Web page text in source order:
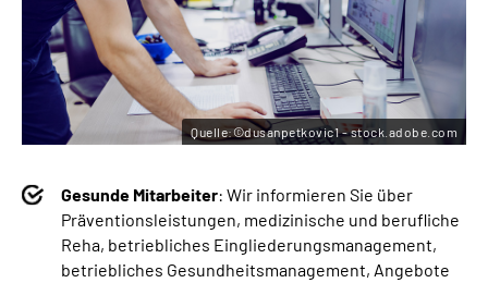
Gesunde Mitarbeiter: Wir informieren Sie über
Präventionsleistungen, medizinische und berufliche
Reha, betriebliches Eingliederungsmanagement,
betriebliches Gesundheitsmanagement, Angebote
Quelle:©dusanpetkovic1 - stock.adobe.com